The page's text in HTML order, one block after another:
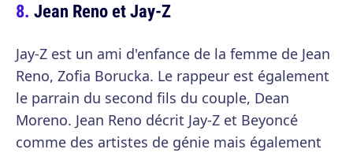
Jean Reno et Jay-Z
Jay-Z est un ami d'enfance de la femme de Jean
Reno, Zofia Borucka. Le rappeur est également
le parrain du second fils du couple, Dean
Moreno. Jean Reno décrit Jay-Z et Beyoncé
comme des artistes de génie mais également